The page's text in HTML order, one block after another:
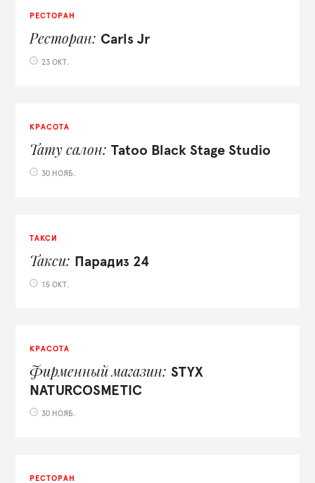
РЕСТОРАН
Ресторан Carls Jr
23 ОКТ.
КРАСОТА
Тату салон Tatoo Black Stage Studio
30 НОЯБ.
ТАКСИ
Такси Парадиз 24
15 ОКТ.
КРАСОТА
Фирменный магазин
STYX
NATURCOSMETIC
30 НОЯБ.
РЕСТОРАН